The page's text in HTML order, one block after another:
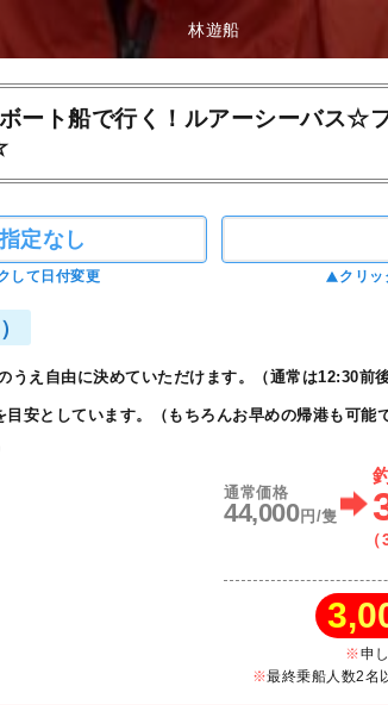
林遊船
ート船で行く！ルアーシーバス☆
定なし
して日付変更 クリッ
うえ自由に決めていただけます。（通常は12:30前
安としています。（もちろんお早めの帰港も可能で
通常価格
44,000 円/隻
申
最終乗船人数2名